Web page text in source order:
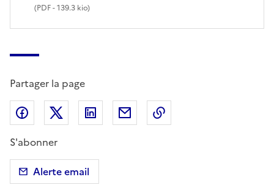
(PDF- 139.3 kio)
Partager la page
Partager sur Facebook
Partager sur X (anciennement Twitter)
Partager sur LinkedIn
Partager par email
S'abonner
Alerte email